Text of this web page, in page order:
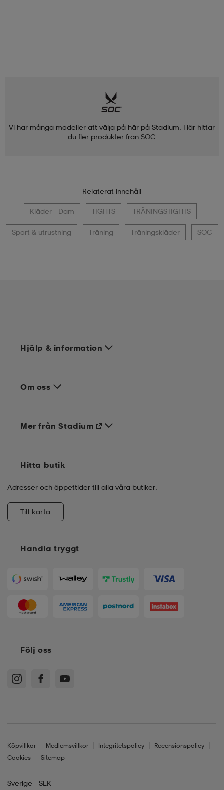
Vi har många modeller att välja på här på Stadium. Här hittar
du fler produkter från SOC
Relaterat innehåll
Kläder - Dam TIGHTS TRÄNINGSTIGHTS
Sport & utrustning Träning Träningskläder SOC
Hjälp & information
Om oss
Handla tryggt
Mer från Stadium
Hitta butik
Adresser och öppettider till alla våra butiker.
Till karta
Följ oss
Köpvillkor Medlemsvillkor Integritetspolicy
Recensionspolicy
Cookies
Sitemap
Sverige - SEK